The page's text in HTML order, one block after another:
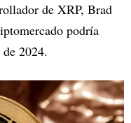
de XRP, Brad
podría
2024.